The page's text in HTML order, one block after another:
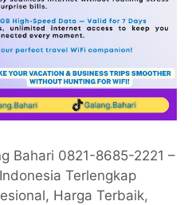
Bahari 0821-8685-2221 –
Terlengkap
Harga Terbaik,